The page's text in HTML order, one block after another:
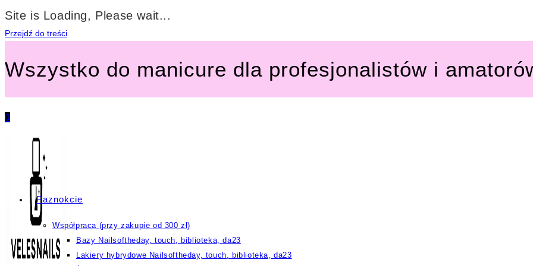
Site is Loading, Please wait...
Przejdź do treści
Wszystko do manicure dla profesjonalistów i
0
Paznokcie
Współpraca (przy zakupie od 300 zł)
Bazy Nailsoftheday, touch, biblioteka, da23
Lakiery hybrydowe Nailsoftheday, touch, biblioteka, da23